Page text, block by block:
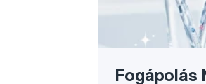
Fogápolás